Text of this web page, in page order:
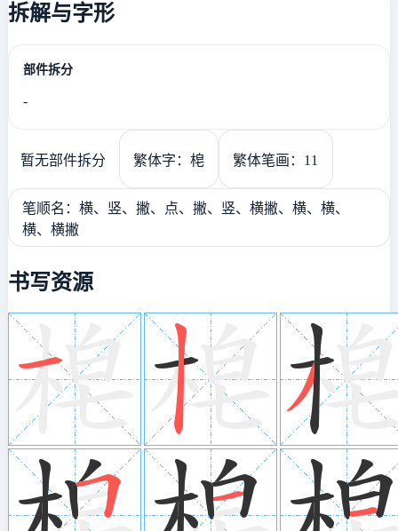
拆解与字形
部件拆分
-
暂无部件拆分 繁体字：梍 繁体笔画：11
笔顺名：横、竖、撇、点、撇、竖、横撇、横、横、
横、横撇
书写资源